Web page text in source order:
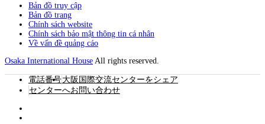
Bản đồ truy cập
Bản đồ trang
Chính sách website
Chính sách bảo mật thông tin cá nhân
Về vấn đề quảng cáo
Osaka International House All rights reserved.
電話番号大阪国際交流センターをシェア
センターへお問い合わせ